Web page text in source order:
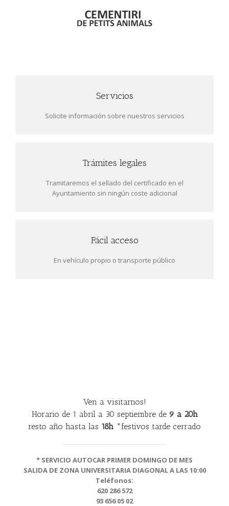
Servicios
Solicite información sobre nuestros servicios
SERVICIOS Y PRECIOS
Solicite información sobre nuestros servicios que incluye
Trámites legales
Tramitaremos el sellado del certificado en el
Ayuntamiento sin ningún coste adicional
TRÁMITES LEGALES
Certificado veterinario, conforme la mascota a enterrar
no ha muerto a causa de una enfermedad infecto-
Fácil acceso
En vehículo propio o transporte público
FÁCIL ACCESO
Servicio de autocar el primer domingo de mes. Salida de
Ven a visitarnos!
Horario de 1 abril a 30 septiembre de9 a 20h
resto año hasta las 18h *festivos tarde cerrado
* SERVICIO AUTOCAR PRIMER DOMINGO DE MES
SALIDA DE ZONA UNIVERSITARIA DIAGONAL A LAS 10:00
Teléfonos:
620 286 572
93 656 05 02